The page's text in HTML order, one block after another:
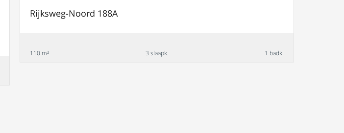
Rijksweg-Noord 188A
110 m² 3 slaapk. 1 badk.